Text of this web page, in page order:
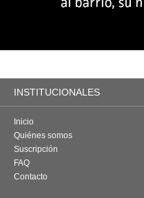
INSTITUCIONALES
Inicio
Quiénes somos
Suscripción
FAQ
Contacto